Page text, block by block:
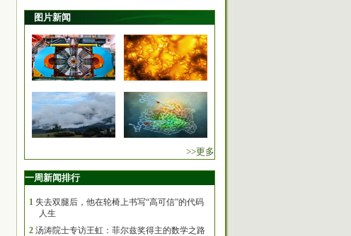
图片新闻
>>更多
一周新闻排行
1 失去双腿后，他在轮椅上书写“高可信”的代码
人生
2 汤涛院士专访王虹：菲尔兹奖得主的数学之路